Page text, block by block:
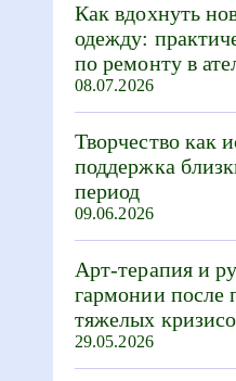
Как вдохнуть
одежду:
по ремонту в
08.07.2026
Творчество как
поддержка
период
09.06.2026
Арт-терапия и
гармонии после
тяжелых
29.05.2026